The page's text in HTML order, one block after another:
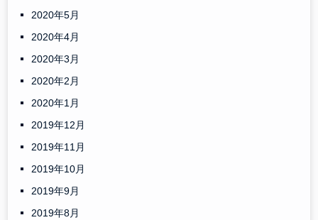
2020年5月
2020年4月
2020年3月
2020年2月
2020年1月
2019年12月
2019年11月
2019年10月
2019年9月
2019年8月